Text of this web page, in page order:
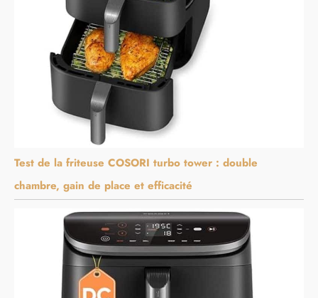
Test de la friteuse COSORI turbo tower : double
chambre, gain de place et efficacité